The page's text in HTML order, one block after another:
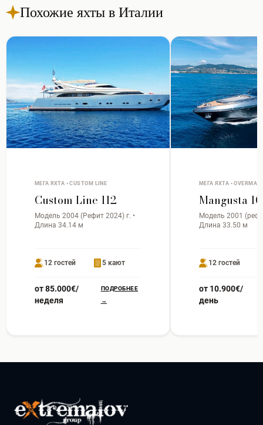
Похожие яхты в Италии
МЕГА ЯХТА • CUSTOM LINE
Custom Line 112
Модель 2004 (Рефит 2024) г. •
Длина 34.14 м
12 гостей 5 кают
от 85.000€/
неделя
ПОДРОБНЕЕ
→
МЕГА ЯХТА •
Mangusta
Модель 2001
Длина 33.50 м
12 гостей
от 10.900€/
день